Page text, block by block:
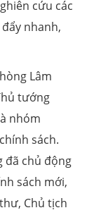
cứu các
nhanh,
Lâm
tướng
nhóm
sách.
đã chủ động
sách mới,
Chủ tịch